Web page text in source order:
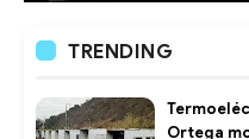
TRENDING
Ortega